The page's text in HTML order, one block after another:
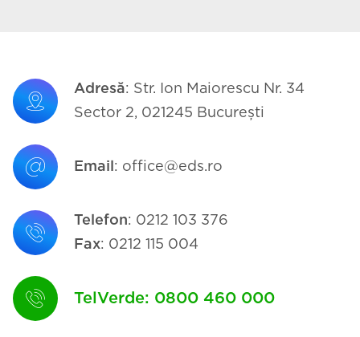
Adresă: Str. Ion Maiorescu Nr. 34
Sector 2, 021245 București
Email: office@eds.ro
Telefon: 0212 103 376
Fax: 0212 115 004
TelVerde: 0800 460 000